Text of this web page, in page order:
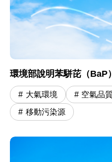
環境部說明苯駢芘（BaP
大氣環境 空氣品
移動污染源